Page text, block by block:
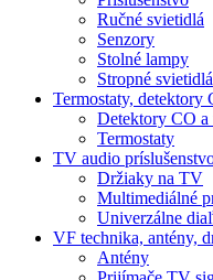
Ručné svietidlá
Senzory
Stolné lampy
Stropné svietidlá
Termostaty, detektory
Detektory CO
Termostaty
TV audio
Držiaky na TV
Multimediálné
Univerzálne
VF technika, antény,
Antény